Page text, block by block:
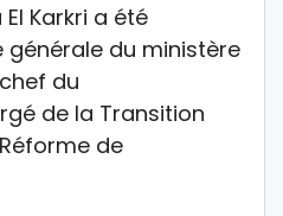
Karkri a été
du ministère
du
de la Transition
de